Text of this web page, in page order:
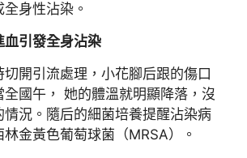
身性沾染。
血引發全身沾染
開引流處理，小花腳后跟的傷口
國午， 她的體溫就明顯降落，沒
情況。隨后的細菌培養提醒沾染病
金黃色葡萄球菌（MRSA）。